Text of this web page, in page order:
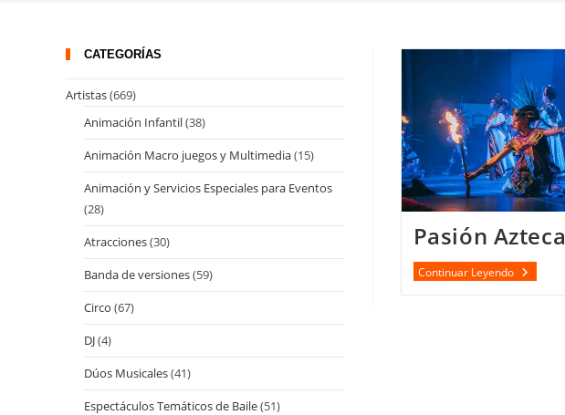
Pasión Azteca
Continuar LeyendoPasión
CATEGORÍAS
Artistas(669)
Animación Infantil(38)
Animación Macro juegos y Multimedia(15)
Animación y Servicios Especiales para Eventos
(28)
Atracciones(30)
Banda de versiones(59)
Circo (67)
DJ(4)
Dúos Musicales(41)
Espectáculos Temáticos de Baile(51)